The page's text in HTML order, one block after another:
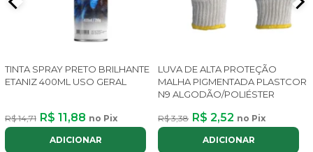
TINTA SPRAY PRETO BRILHANTE
ETANIZ 400ML USO GERAL
R$ 14,71 R$ 11,88 no Pix
ADICIONAR
LUVA DE ALTA PROTEÇÃO
MALHA PIGMENTADA PLASTCOR
N9 ALGODÃO/POLIÉSTER
R$ 3,38 R$ 2,52 no Pix
ADICIONAR